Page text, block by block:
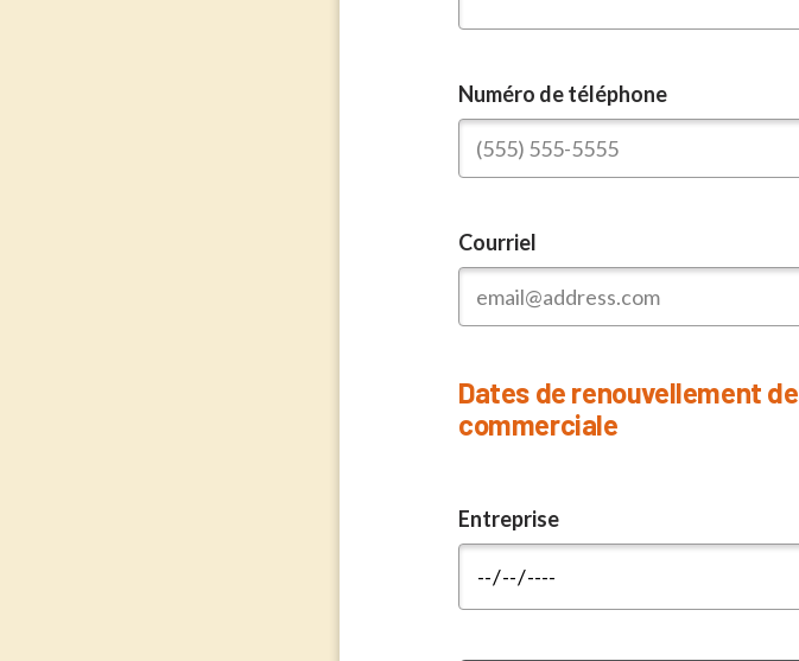
Numéro de téléphone
Courriel
Dates de renouvellement
commerciale
Entreprise